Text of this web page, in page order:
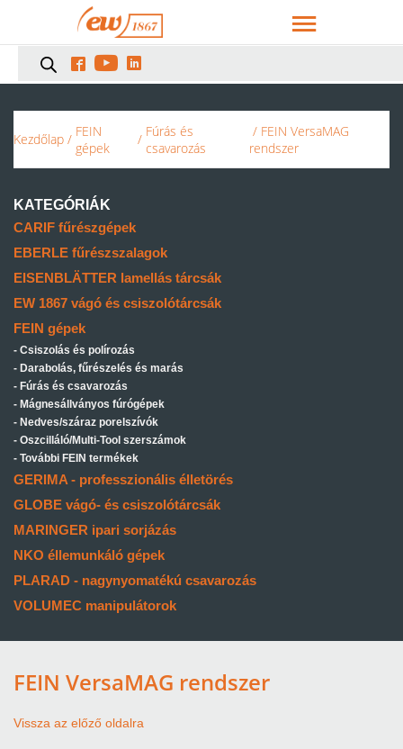
  
Kezdőlap / FEIN
gépek
/ Fúrás és
csavarozás
/ FEIN VersaMAG
rendszer
KATEGÓRIÁK
CARIF fűrészgépek
EBERLE fűrészszalagok
EISENBLÄTTER lamellás tárcsák
EW 1867 vágó és csiszolótárcsák
FEIN gépek
Csiszolás és polírozás
Darabolás, fűrészelés és marás
Fúrás és csavarozás
Mágnesállványos fúrógépek
Nedves/száraz porelszívók
Oszcilláló/Multi-Tool szerszámok
További FEIN termékek
GERIMA - professzionális élletörés
GLOBE vágó- és csiszolótárcsák
MARINGER ipari sorjázás
NKO éllemunkáló gépek
PLARAD - nagynyomatékú csavarozás
VOLUMEC manipulátorok
FEIN VersaMAG rendszer
Vissza az előző oldalra